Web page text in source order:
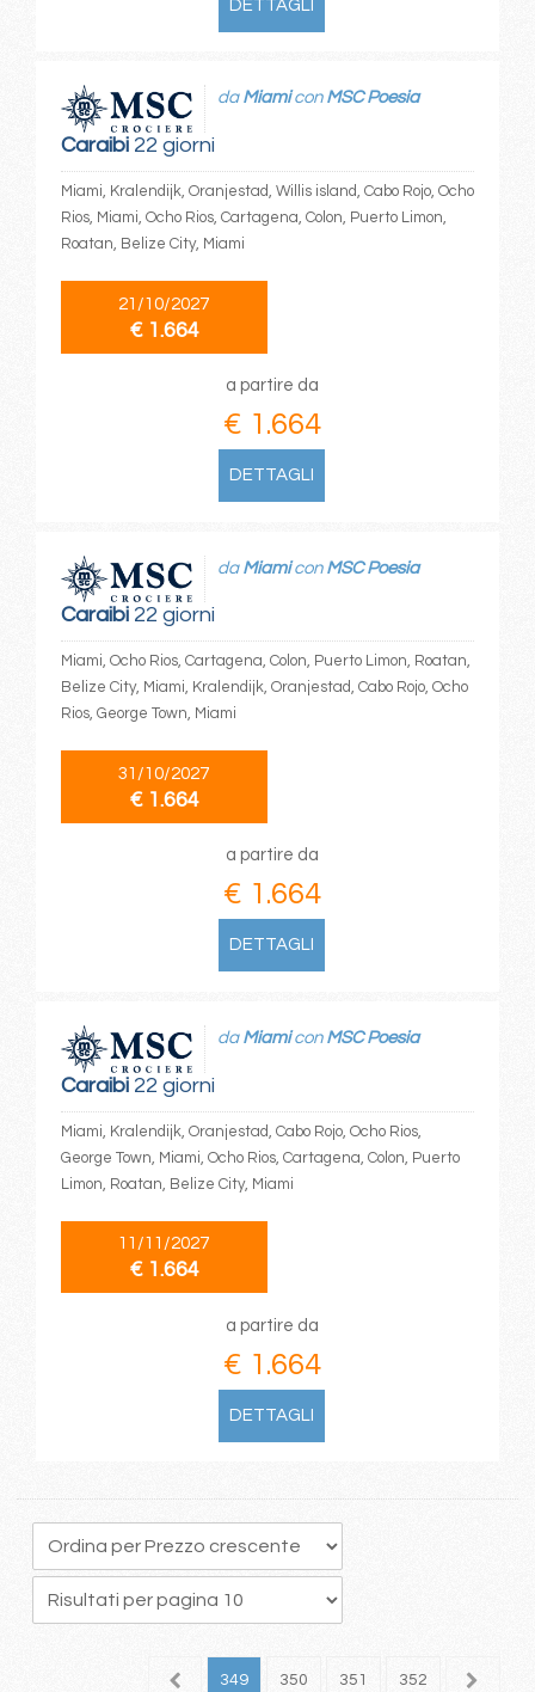
DETTAGLI
Caraibi22 giorni
da Miamicon MSC Poesia
Miami, Kralendijk, Oranjestad, Willis island, Cabo Rojo, Ocho
Rios, Miami, Ocho Rios, Cartagena, Colon, Puerto Limon,
Roatan, Belize City, Miami
21/10/2027
€ 1.664
a partire da
€ 1.664
DETTAGLI
Caraibi22 giorni
da Miamicon MSC Poesia
Miami, Ocho Rios, Cartagena, Colon, Puerto Limon, Roatan,
Belize City, Miami, Kralendijk, Oranjestad, Cabo Rojo, Ocho
Rios, George Town, Miami
31/10/2027
€ 1.664
a partire da
€ 1.664
DETTAGLI
Caraibi22 giorni
da Miamicon MSC Poesia
Miami, Kralendijk, Oranjestad, Cabo Rojo, Ocho Rios,
George Town, Miami, Ocho Rios, Cartagena, Colon, Puerto
Limon, Roatan, Belize City, Miami
11/11/2027
€ 1.664
a partire da
€ 1.664
DETTAGLI
348 349 350 351 352 353